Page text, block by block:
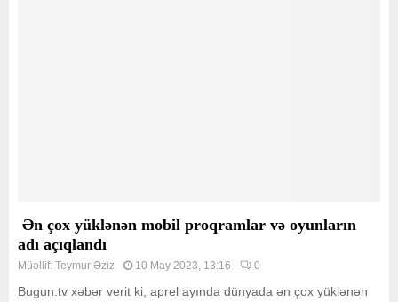
Ən çox yüklənən mobil proqramlar və oyunların
adı açıqlandı
Müəllif: Teymur Əziz 10 May 2023, 13:16 0
Bugun.tv xəbər verit ki, aprel ayında dünyada ən çox yüklənən